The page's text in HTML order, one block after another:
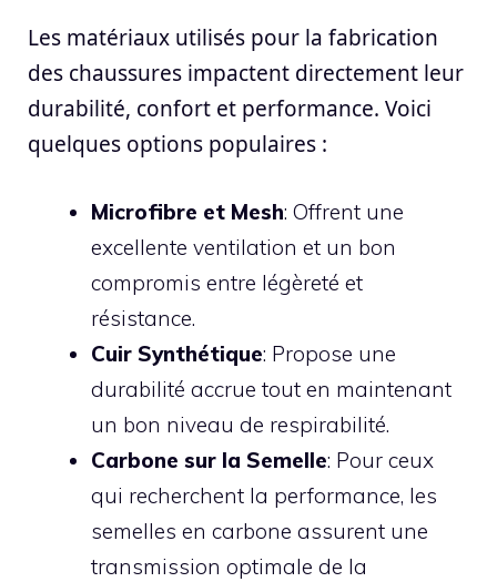
Les matériaux utilisés pour la fabrication
des chaussures impactent directement leur
durabilité, confort et performance. Voici
quelques options populaires :
Microfibre et Mesh: Offrent une
excellente ventilation et un bon
compromis entre légèreté et
résistance.
Cuir Synthétique: Propose une
durabilité accrue tout en maintenant
un bon niveau de respirabilité.
Carbone sur la Semelle: Pour ceux
qui recherchent la performance, les
semelles en carbone assurent une
transmission optimale de la